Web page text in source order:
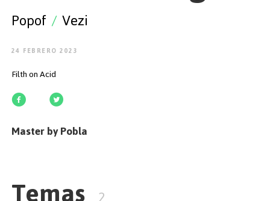
Popof / Vezi
24 FEBRERO 2023
Filth on Acid
Master by Pobla